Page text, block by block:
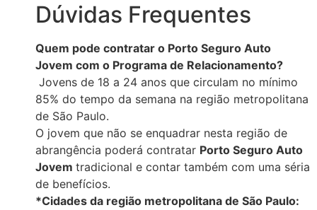
Dúvidas Frequentes
Quem pode contratar o Porto Seguro Auto
Jovem com o Programa de Relacionamento?
Jovens de 18 a 24 anos que circulam no mínimo
85% do tempo da semana na região metropolitana
de São Paulo.
O jovem que não se enquadrar nesta região de
abrangência poderá contratar Porto Seguro Auto
Jovem tradicional e contar também com uma séria
de benefícios.
*Cidades da região metropolitana de São Paulo: